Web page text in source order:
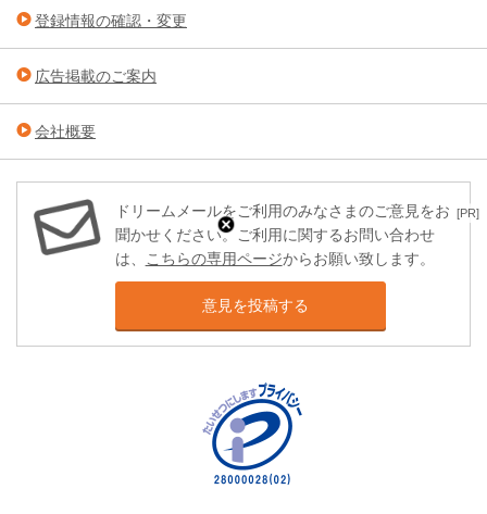
[PR]
登録情報の確認・変更
広告掲載のご案内
会社概要
ドリームメールをご利用のみなさまのご意見をお
聞かせください。ご利用に関するお問い合わせ
は、
こちらの専用ページからお願い致します。
意見を投稿する